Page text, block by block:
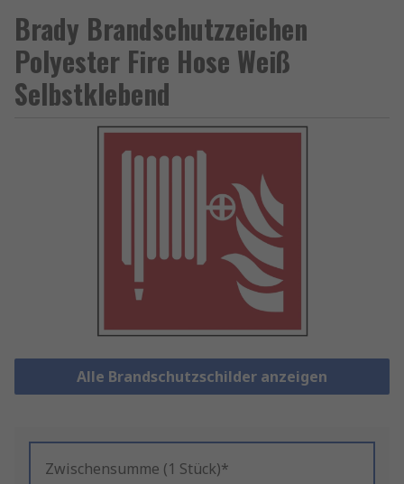
Brady Brandschutzzeichen
Polyester Fire Hose Weiß
Selbstklebend
Alle Brandschutzschilder anzeigen
Zwischensumme (1 Stück)*